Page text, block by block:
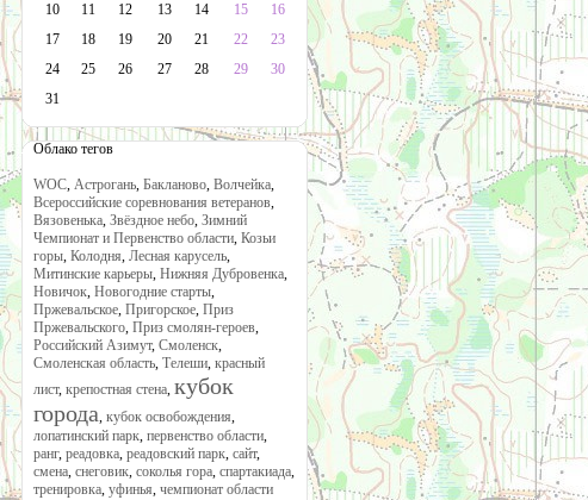
10
11 12 13 14 15
16
17
18 19 20 21 22
23
24
25 26 27 28 29
30
31
Облако тегов
WOC, Астрогань, Бакланово, Волчейка,
Всероссийские соревнования ветеранов,
Вязовенька, Звёздное небо, Зимний
Чемпионат и Первенство области, Козьи
горы, Колодня, Лесная карусель,
Митинские карьеры, Нижняя Дубровенка,
Новичок, Новогодние старты,
Пржевальское, Пригорское, Приз
Пржевальского, Приз смолян-героев,
Российский Азимут, Смоленск,
Смоленская область, Телеши, красный
лист, крепостная стена, кубок
города, кубок освобождения,
лопатинский парк, первенство области,
ранг, реадовка, реадовский парк, сайт,
смена, снеговик, соколья гора, спартакиада,
тренировка, уфинья, чемпионат области